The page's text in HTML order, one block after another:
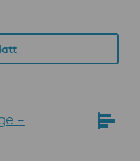
–